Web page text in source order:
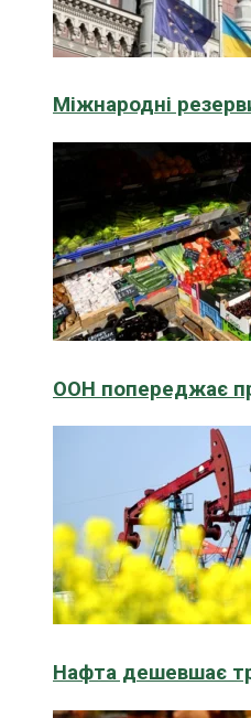
Міжнародні
ООН попереджає
Нафта дешевшає